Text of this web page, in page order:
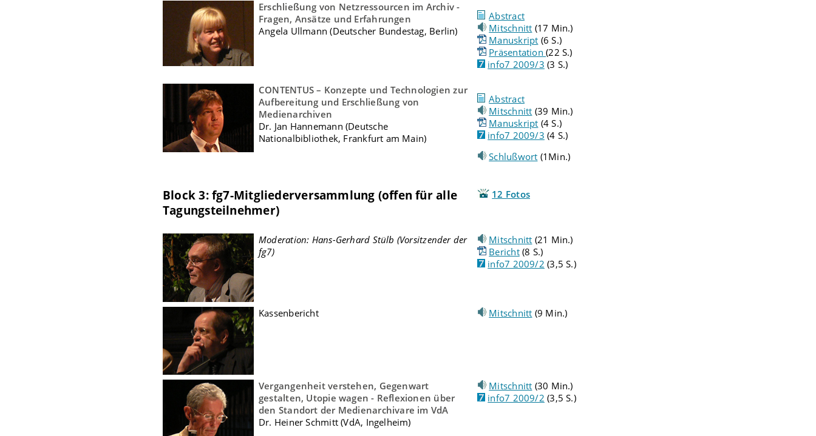
Erschließung von Netzressourcen im Archiv -
Fragen, Ansätze und Erfahrungen
Angela Ullmann (Deutscher Bundestag, Berlin)
Abstract
Mitschnitt (17 Min.)
Manuskript (6 S.)
Präsentation(22 S.)
info7 2009/3 (3 S.)
CONTENTUS – Konzepte und Technologien zur
Aufbereitung und Erschließung von
Medienarchiven
Dr. Jan Hannemann (Deutsche
Nationalbibliothek, Frankfurt am Main)
Abstract
Mitschnitt (39 Min.)
Manuskript (4 S.)
info7 2009/3 (4 S.)
Schlußwort (1Min.)
Block 3: fg7-Mitgliederversammlung (offen für alle
Tagungsteilnehmer)
12 Fotos
Moderation: Hans-Gerhard Stülb (Vorsitzender der
fg7)
Mitschnitt (21 Min.)
Bericht(8 S.)
info7 2009/2 (3,5 S.)
Kassenbericht Mitschnitt (9 Min.)
Vergangenheit verstehen, Gegenwart
gestalten, Utopie wagen - Reflexionen über
den Standort der Medienarchivare im VdA
Dr. Heiner Schmitt (VdA, Ingelheim)
Mitschnitt (30 Min.)
info7 2009/2 (3,5 S.)